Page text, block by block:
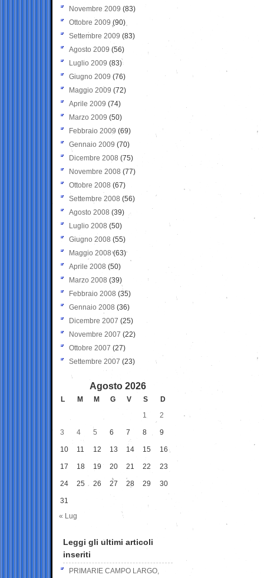
Novembre 2009 (83)
Ottobre 2009 (90)
Settembre 2009 (83)
Agosto 2009 (56)
Luglio 2009 (83)
Giugno 2009 (76)
Maggio 2009 (72)
Aprile 2009 (74)
Marzo 2009 (50)
Febbraio 2009 (69)
Gennaio 2009 (70)
Dicembre 2008 (75)
Novembre 2008 (77)
Ottobre 2008 (67)
Settembre 2008 (56)
Agosto 2008 (39)
Luglio 2008 (50)
Giugno 2008 (55)
Maggio 2008(63)
Aprile 2008 (50)
Marzo 2008 (39)
Febbraio 2008 (35)
Gennaio 2008 (36)
Dicembre 2007 (25)
Novembre 2007 (22)
Ottobre 2007 (27)
Settembre 2007 (23)
Agosto 2026
L M M G V S
D
1
2
3 4 5 6 7 8 9
10 11 12 13 14 15 16
17 18 19 20 21 22 23
24 25 26 27 28 29 30
31
« Lug
Leggi gli ultimi articoli
inseriti
PRIMARIE CAMPO LARGO,